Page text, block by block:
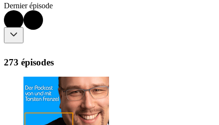
Dernier épisode
273 épisodes